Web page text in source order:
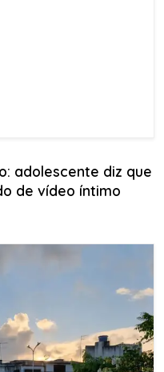
adolescente diz que
de vídeo íntimo